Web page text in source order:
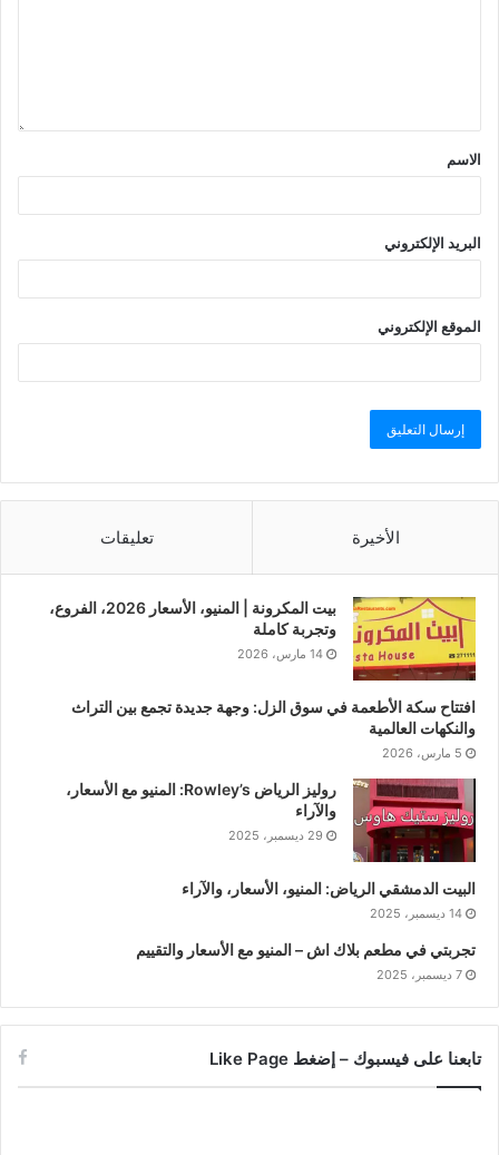
الاسم
البريد الإلكتروني
الموقع الإلكتروني
الأخيرة تعليقات
بيت المكرونة | المنيو، الأسعار 2026، الفروع،
وتجربة كاملة
14 مارس، 2026
افتتاح سكة الأطعمة في سوق الزل: وجهة جديدة تجمع بين التراث
والنكهات العالمية
5 مارس، 2026
روليز الرياض Rowley’s: المنيو مع الأسعار،
والآراء
29 ديسمبر، 2025
البيت الدمشقي الرياض: المنيو، الأسعار، والآراء
14 ديسمبر، 2025
تجربتي في مطعم بلاك اش – المنيو مع الأسعار والتقييم
7 ديسمبر، 2025
تابعنا على فيسبوك – إضغط Like Page